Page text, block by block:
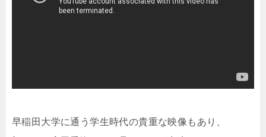
早稲田大学に通う学生時代の貴重な映像もあり、